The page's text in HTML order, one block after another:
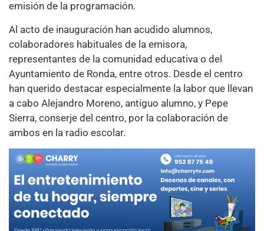
emisión de la programación.
Al acto de inauguración han acudido alumnos,
colaboradores habituales de la emisora,
representantes de la comunidad educativa o del
Ayuntamiento de Ronda, entre otros. Desde el centro
han querido destacar especialmente la labor que llevan
a cabo Alejandro Moreno, antiguo alumno, y Pepe
Sierra, conserje del centro, por la colaboración de
ambos en la radio escolar.